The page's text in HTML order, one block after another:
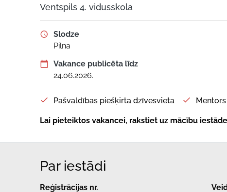
Ventspils 4. vidusskola
Slodze
Pilna
Vakance publicēta līdz
24.06.2026.
Pašvaldības piešķirta dzīvesvieta Mentors
Lai pieteiktos vakancei, rakstiet uz mācību
Par iestādi
Reģistrācijas nr.